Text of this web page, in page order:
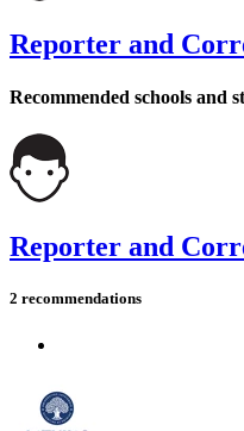
Reporter and
Recommended schools and
Reporter and
2 recommendations